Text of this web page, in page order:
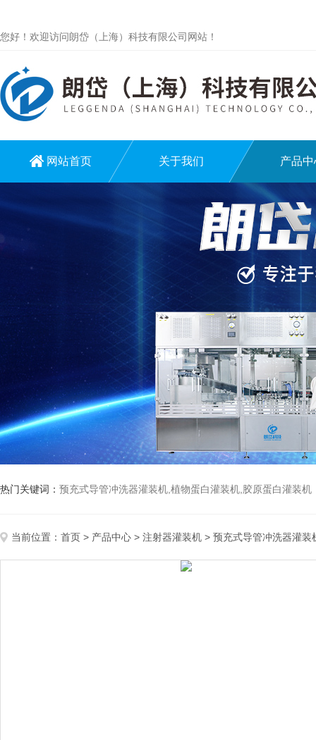
您好！欢迎访问朗岱（上海）科技有限公司网站！
网站首页 关于我们 产品中
热门关键词： 预充式导管冲洗器灌装机,植物蛋白灌装机,胶原蛋白灌装机
当前位置： 首页 > 产品中心 > 注射器灌装机 > 预充式导管冲洗器灌装